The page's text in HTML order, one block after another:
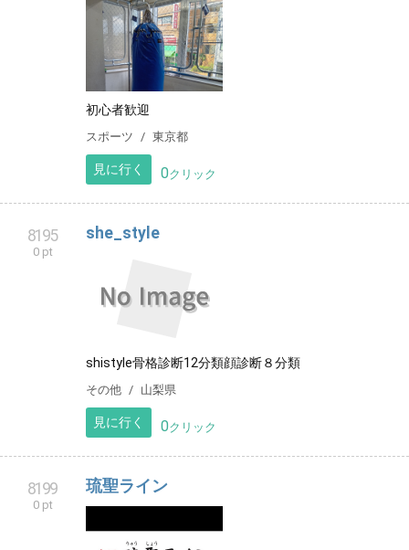
初心者歓迎
スポーツ 東京都
見に行く 0クリック
8195
0 pt
she_style
shistyle骨格診断12分類顔診断８分類
その他 山梨県
見に行く 0クリック
8199
0 pt
琉聖ライン